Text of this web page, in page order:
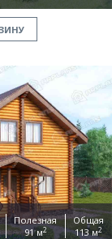
Полезная
91 м2
Общая
113 м2
покупки